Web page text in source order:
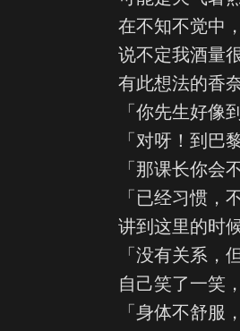
在不知不觉中
说不定我酒量
有此想法的香
「你先生好像
「对呀！到巴
「那课长你会
「已经习惯，
讲到这里的时
「没有关系，
自己笑了一笑
「身体不舒服